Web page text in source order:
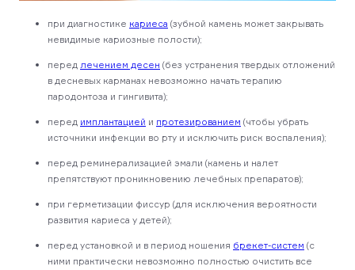
при диагностике кариеса (зубной камень может закрывать
невидимые кариозные полости);
перед лечением десен (без устранения твердых отложений
в десневых карманах невозможно начать терапию
пародонтоза и гингивита);
перед имплантацией и протезированием (чтобы убрать
источники инфекции во рту и исключить риск воспаления);
перед реминерализацией эмали (камень и налет
препятствуют проникновению лечебных препаратов);
при герметизации фиссур (для исключения вероятности
развития кариеса у детей);
перед установкой и в период ношения брекет-систем (с
ними практически невозможно полностью очистить все